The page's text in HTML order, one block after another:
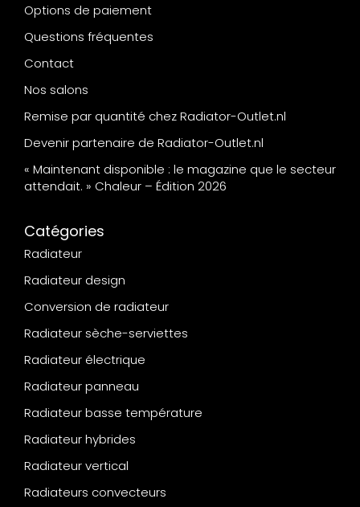
Options de paiement
Questions fréquentes
Contact
Nos salons
Remise par quantité chez Radiator-Outlet.nl
Devenir partenaire de Radiator-Outlet.nl
« Maintenant disponible : le magazine que le secteur
attendait. » Chaleur – Édition 2026
Catégories
Radiateur
Radiateur design
Conversion de radiateur
Radiateur sèche-serviettes
Radiateur électrique
Radiateur panneau
Radiateur basse température
Radiateur hybrides
Radiateur vertical
Radiateurs convecteurs